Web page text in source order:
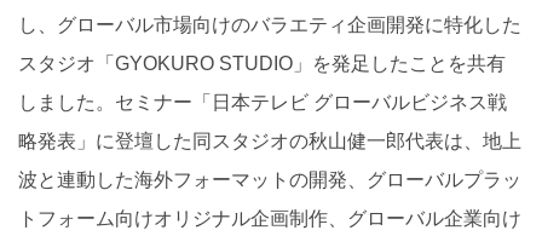
し、グローバル市場向けのバラエティ企画開発に特化した
スタジオ「GYOKURO STUDIO」を発足したことを共有
しました。セミナー「日本テレビ グローバルビジネス戦
略発表」に登壇した同スタジオの秋山健一郎代表は、地上
波と連動した海外フォーマットの開発、グローバルプラッ
トフォーム向けオリジナル企画制作、グローバル企業向け